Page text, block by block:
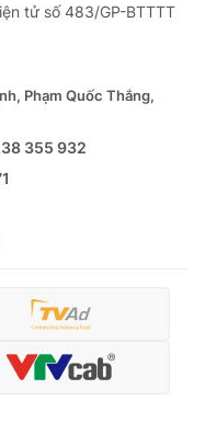
tử số 483/GP-BTTTT
Phạm Quốc Thắng,
355 932